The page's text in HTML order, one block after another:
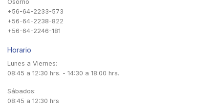
Osorno
+56-64-2233-573
+56-64-2238-822
+56-64-2246-181
Horario
Lunes a Viernes:
08:45 a 12:30 hrs. - 14:30 a 18:00 hrs.
Sábados:
08:45 a 12:30 hrs